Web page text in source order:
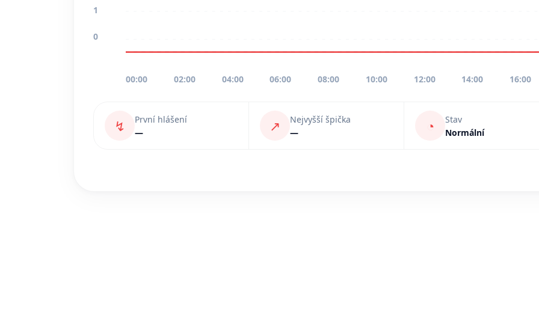
1
0
00:00 02:00 04:00 06:00 08:00 10:00 12:00 14:00 16:00
↯
První hlášení
—
↗
Nejvyšší špička
—
◔
Stav
Normální